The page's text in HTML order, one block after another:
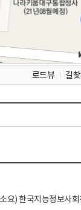
로드뷰 길찾
요) 한국지능정보사회